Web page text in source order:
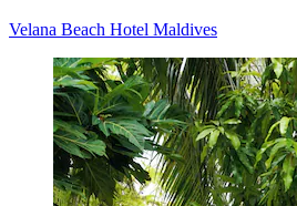
Velana Beach Hotel Maldives